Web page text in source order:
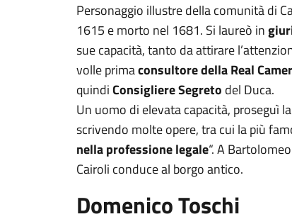
Personaggio illustre della comunità di
1615 e morto nel 1681. Si laureò in
sue capacità, tanto da attirare
volle primaconsultore della Real
quindiConsigliere Segreto del Duca.
Un uomo di elevata capacità, proseguì
scrivendo molte opere, tra cui la più
nella professione legale“. A
Cairoli conduce al borgo antico.
Domenico Toschi